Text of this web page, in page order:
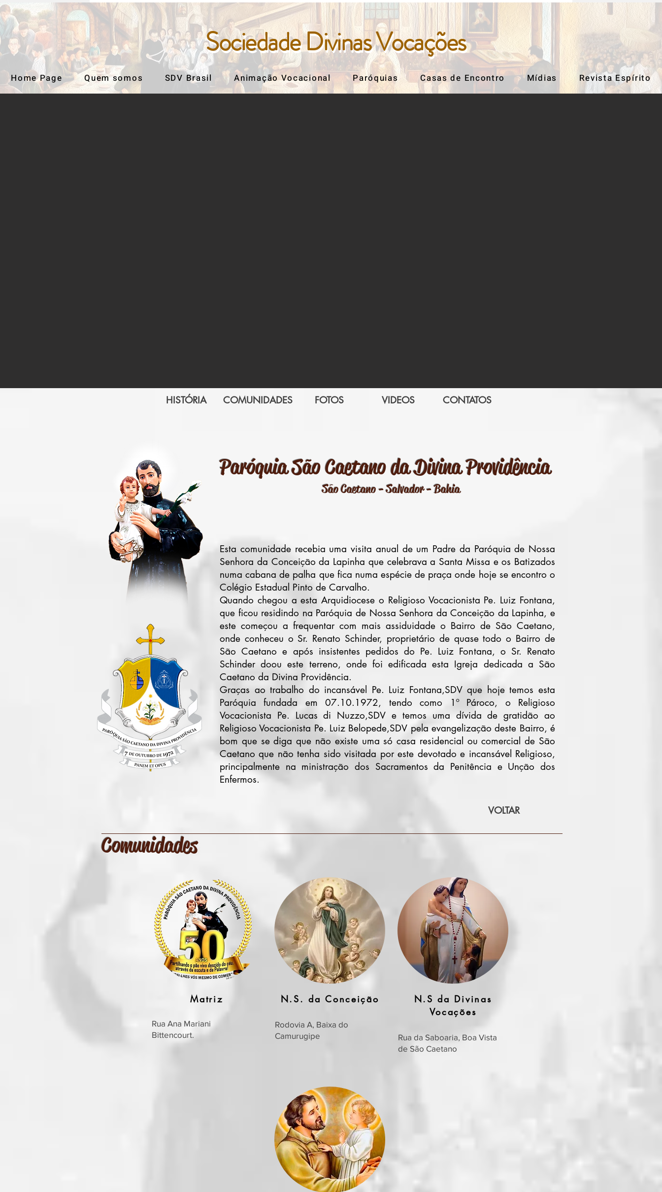
Sociedade Divinas Vocações
Sociedade Divinas Vocações
Home Page Quem somos SDV Brasil Animação Vocacional Paróquias Casas de Encontro Mídias Revista Espírito
HISTÓRIA COMUNIDADES FOTOS VIDEOS CONTATOS
Paróquia São Caetano da Divina Providência
São Caetano - Salvador - Bahia
Esta comunidade recebia uma visita anual de um Padre da Paróquia de Nossa
Senhora da Conceição da Lapinha que celebrava a Santa Missa e os Batizados
numa cabana de palha que fica numa espécie de praça onde hoje se encontro o
Colégio Estadual Pinto de Carvalho.
Quando chegou a esta Arquidiocese o Religioso Vocacionista Pe. Luiz Fontana,
que ficou residindo na Paróquia de Nossa Senhora da Conceição da Lapinha, e
este começou a frequentar com mais assiduidade o Bairro de São Caetano,
onde conheceu o Sr. Renato Schinder, proprietário de quase todo o Bairro de
São Caetano e após insistentes pedidos do Pe. Luiz Fontana, o Sr. Renato
Schinder doou este terreno, onde foi edificada esta Igreja dedicada a São
Caetano da Divina Providência.
Graças ao trabalho do incansável Pe. Luiz Fontana,SDV que hoje temos esta
Paróquia fundada em 07.10.1972, tendo como 1º Pároco, o Religioso
Vocacionista Pe. Lucas di Nuzzo,SDV e temos uma dívida de gratidão ao
Religioso Vocacionista Pe. Luiz Belopede,SDV pela evangelização deste Bairro, é
bom que se diga que não existe uma só casa residencial ou comercial de São
Caetano que não tenha sido visitada por este devotado e incansável Religioso,
principalmente na ministração dos Sacramentos da Penitência e Unção dos
Enfermos.
VOLTAR
Comunidades
Matriz
Rua Ana Mariani
Bittencourt.
N.S. da Conceição
Rodovia A, Baixa do
Camurugipe
N.S da Divinas
Vocações
Rua da Saboaria, Boa Vista
de São Caetano